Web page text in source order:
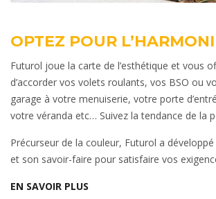
OPTEZ POUR
Futurol joue la carte de l’esthétique et vous
d’accorder vos volets roulants, vos BSO ou
garage à votre menuiserie, votre porte
votre véranda etc… Suivez la tendance de la
Précurseur de la couleur, Futurol a
et son savoir-faire pour satisfaire vos
EN SAVOIR PLUS